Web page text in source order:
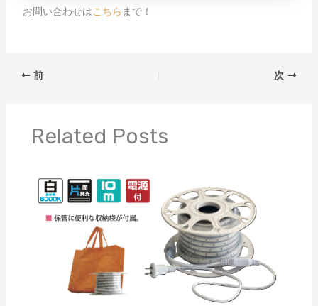
お問い合わせはこちら まで！
前 次
Related Posts